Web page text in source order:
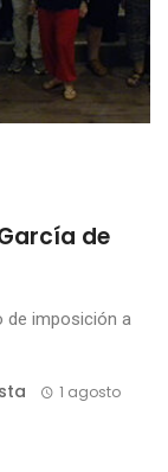
de
de imposición a
1 agosto